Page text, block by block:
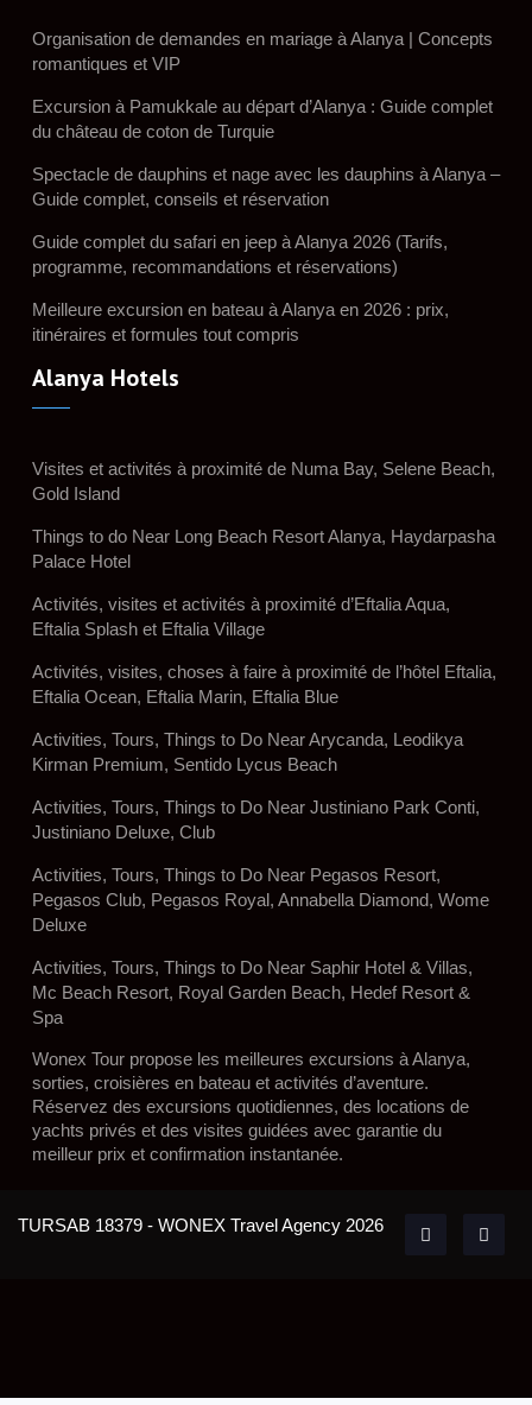
Organisation de demandes en mariage à Alanya | Concepts
romantiques et VIP
Excursion à Pamukkale au départ d’Alanya : Guide complet
du château de coton de Turquie
Spectacle de dauphins et nage avec les dauphins à Alanya –
Guide complet, conseils et réservation
Guide complet du safari en jeep à Alanya 2026 (Tarifs,
programme, recommandations et réservations)
Meilleure excursion en bateau à Alanya en 2026 : prix,
itinéraires et formules tout compris
Alanya Hotels
Visites et activités à proximité de Numa Bay, Selene Beach,
Gold Island
Things to do Near Long Beach Resort Alanya, Haydarpasha
Palace Hotel
Activités, visites et activités à proximité d’Eftalia Aqua,
Eftalia Splash et Eftalia Village
Activités, visites, choses à faire à proximité de l’hôtel Eftalia,
Eftalia Ocean, Eftalia Marin, Eftalia Blue
Activities, Tours, Things to Do Near Arycanda, Leodikya
Kirman Premium, Sentido Lycus Beach
Activities, Tours, Things to Do Near Justiniano Park Conti,
Justiniano Deluxe, Club
Activities, Tours, Things to Do Near Pegasos Resort,
Pegasos Club, Pegasos Royal, Annabella Diamond, Wome
Deluxe
Activities, Tours, Things to Do Near Saphir Hotel & Villas,
Mc Beach Resort, Royal Garden Beach, Hedef Resort &
Spa
Wonex Tour propose les meilleures excursions à Alanya,
sorties, croisières en bateau et activités d’aventure.
Réservez des excursions quotidiennes, des locations de
yachts privés et des visites guidées avec garantie du
meilleur prix et confirmation instantanée.
TURSAB 18379 - WONEX Travel Agency 2026